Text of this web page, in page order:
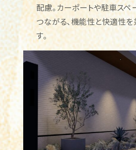
配慮。カーポートや駐車スペ
つながる、機能性と快適性
す。